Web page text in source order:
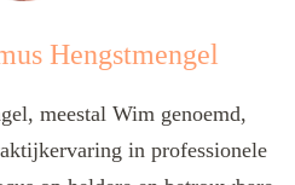
Hengstmengel
meestal Wim genoemd,
in professionele